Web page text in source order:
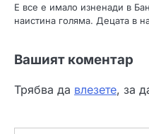
Е все е имало изненади в
наистина голяма. Децата в
Вашият коментар
Трябва да влезете, за